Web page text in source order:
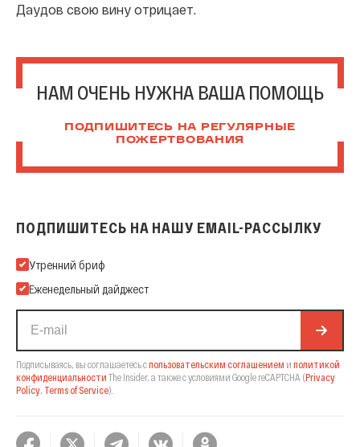
Даудов свою вину отрицает.
НАМ ОЧЕНЬ НУЖНА ВАША ПОМОЩЬ
ПОДПИШИТЕСЬ НА РЕГУЛЯРНЫЕ
ПОЖЕРТВОВАНИЯ
ПОДПИШИТЕСЬ НА НАШУ EMAIL-РАССЫЛКУ
Подпишитесь на нашу Email-рассылку
Утренний бриф
Еженедельный дайджест
Подписываясь, вы соглашаетесь спользовательским соглашением и политикой
конфиденциальности The Insider, а также с условиями Google reCAPTCHA (Privacy
Policy, Terms of Service).